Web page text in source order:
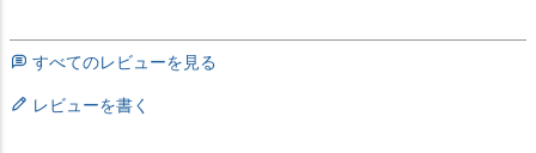
すべてのレビューを見る
レビューを書く